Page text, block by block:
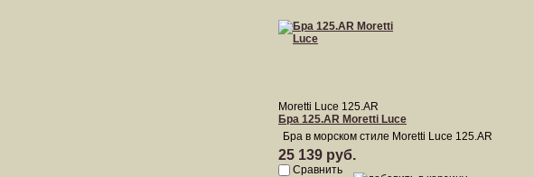
Moretti Luce 125.AR
Бра 125.AR Moretti Luce
Бра в морском стиле Moretti Luce 125.AR
25 139 руб.
Сравнить